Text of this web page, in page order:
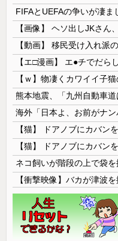
【ｗ】物凄くカワイイ子
【衝撃映像】バカが津波